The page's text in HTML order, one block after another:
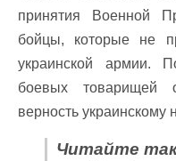
принятия Военной
бойцы, которые не
украинской армии.
боевых товарищей
верность украинскому
Читайте